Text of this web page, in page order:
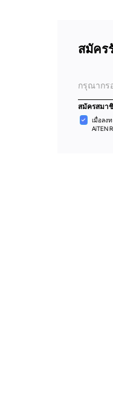
สมัคร
สมัครสมา
สมัครสมาชิ
การ
ยอมรับ
เมื่อลง
AiTEN